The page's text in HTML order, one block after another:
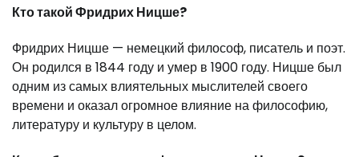
Кто такой Фридрих Ницше?
Фридрих Ницше — немецкий философ, писатель и поэт.
Он родился в 1844 году и умер в 1900 году. Ницше был
одним из самых влиятельных мыслителей своего
времени и оказал огромное влияние на философию,
литературу и культуру в целом.